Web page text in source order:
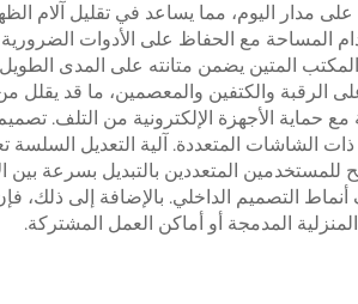
مدار اليوم، مما يساعد في تقليل آلام
المساحة مع الحفاظ على الأدوات
المتين يضمن متانته على المدى
والكتفين والمعصمين، ما قد يقلل من
حماية الأجهزة الإلكترونية من التلف.
ذات الشاشات المتعددة. آلية التعديل
للمستخدمين المتعددين بالتبديل بسرعة
التصميم الداخلي. بالإضافة إلى ذلك،
المدمجة أو أماكن العمل المشتركة.